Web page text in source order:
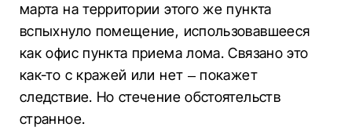
марта на территории этого же пункта
вспыхнуло помещение, использовавшееся
как офис пункта приема лома. Связано это
как-то с кражей или нет – покажет
следствие. Но стечение обстоятельств
странное.